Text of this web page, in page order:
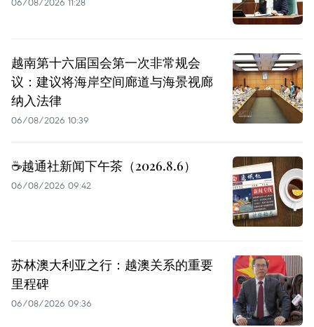
越南第十六届国会第一次非常规会
议：建议将海岸空间廊道与海景视廊
纳入法律
06/08/2026 10:39
☕️越通社新闻下午茶（2026.8.6）
06/08/2026 09:42
苏林澳大利亚之行：越澳关系的重要
里程碑
06/08/2026 09:36